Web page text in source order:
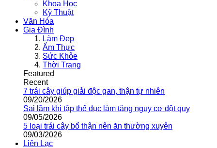
Khoa Học
Kỹ Thuật
Văn Hóa
Gia Đình
Làm Đẹp
Ẩm Thực
Sức Khỏe
Thời Trang
Featured
Recent
7 trái cây giúp giải độc gan, thận tự nhiên
09/20/2026
Sai lầm khi tập thể dục làm tăng nguy cơ đột quỵ
09/05/2026
5 loại trái cây bổ thận nên ăn thường xuyên
09/03/2026
Liên Lạc